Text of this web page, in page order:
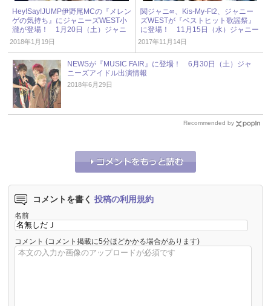
Hey!Say!JUMP伊野尾MCの『メレン
ゲの気持ち』にジャニーズWEST小
瀧が登場！ 1月20日（土）ジャニ
ーズアイドル出演情報
2018年1月19日
関ジャニ∞、Kis-My-Ft2、ジャニー
ズWESTが『ベストヒット歌謡祭』
に登場！ 11月15日（水）ジャニー
ズアイドル出演情報
2017年11月14日
NEWSが『MUSIC FAIR』に登場！ 6月30日（土）ジャ
ニーズアイドル出演情報
2018年6月29日
Recommended by
コメントを書く 投稿の利用規約
名前
コメント (コメント掲載に5分ほどかかる場合があります)